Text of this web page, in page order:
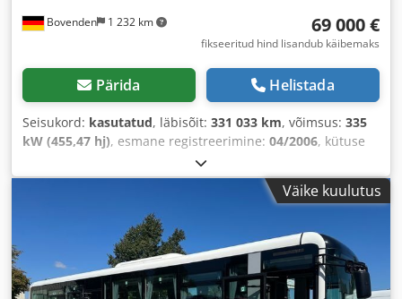
Bovenden 1 232 km 69 000 €
fikseeritud hind lisandub käibemaks
Pärida Helistada
Seisukord: kasutatud, läbisõit: 331 033 km, võimsus: 335
kW (455,47 hj), esmane registreerimine: 04/2006, kütuse
11 320 kg
kandevõime:14 680 kg, kogumass:26 000 kg, telje
3 900 mm, pidurid:
mootoriga pidurdamine
, ülekande tüüp: mehaaniline, heitmeklass:
Euro 4
, vedrustus:teras, istekohtade arv:2, laadimisruumi
pikkus:3 250 mm, laadimisruumi laius:2 480 mm,
laadruumi kõrgus:2 100 mm, Varustus: ABS, diferentsiaali
Väike kuulutus